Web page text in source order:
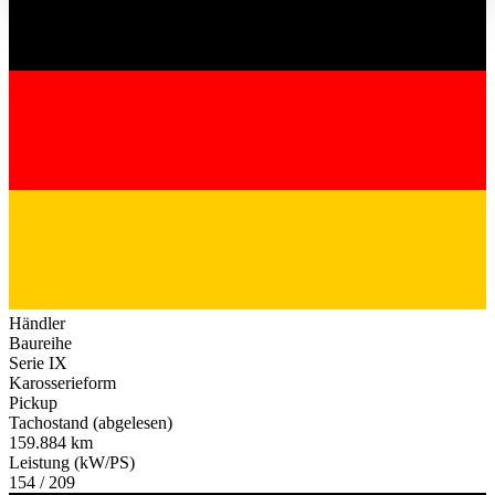
Händler
Baureihe
Serie IX
Karosserieform
Pickup
Tachostand (abgelesen)
159.884 km
Leistung (kW/PS)
154 / 209